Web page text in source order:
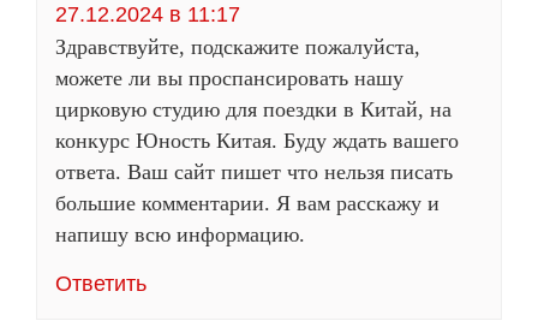
27.12.2024 в 11:17
Здравствуйте, подскажите пожалуйста,
можете ли вы проспансировать нашу
цирковую студию для поездки в Китай, на
конкурс Юность Китая. Буду ждать вашего
ответа. Ваш сайт пишет что нельзя писать
большие комментарии. Я вам расскажу и
напишу всю информацию.
Ответить